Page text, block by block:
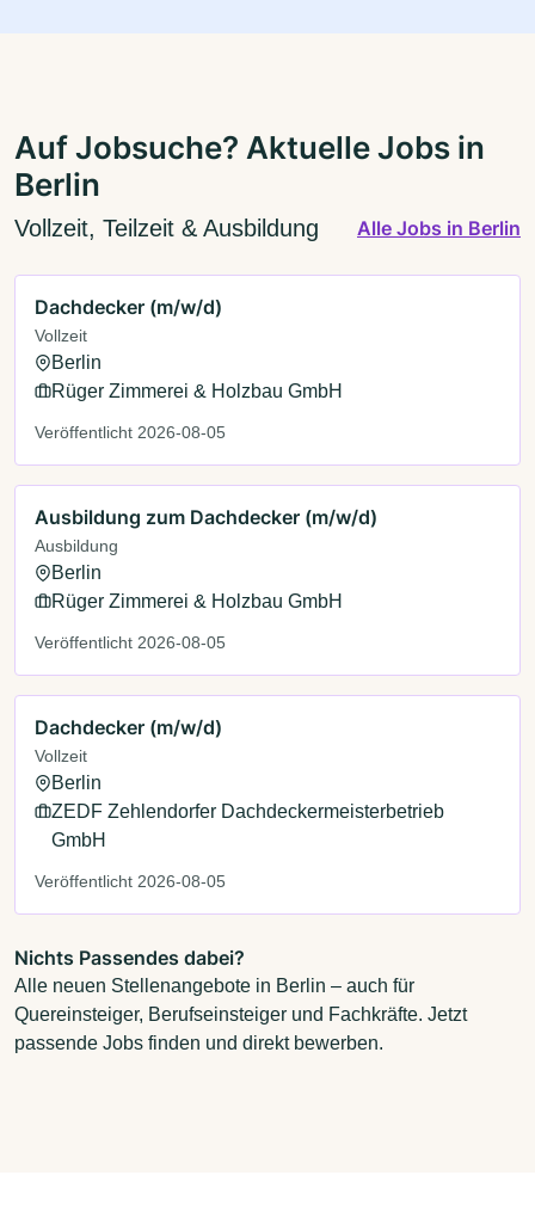
Auf Jobsuche? Aktuelle Jobs in
Berlin
Vollzeit, Teilzeit & Ausbildung Alle Jobs in Berlin
Dachdecker (m/w/d)
Vollzeit
Berlin
Rüger Zimmerei & Holzbau GmbH
Veröffentlicht 2026-08-05
Ausbildung zum Dachdecker (m/w/d)
Ausbildung
Berlin
Rüger Zimmerei & Holzbau GmbH
Veröffentlicht 2026-08-05
Dachdecker (m/w/d)
Vollzeit
Berlin
ZEDF Zehlendorfer Dachdeckermeisterbetrieb
GmbH
Veröffentlicht 2026-08-05
Nichts Passendes dabei?
Alle neuen Stellenangebote in Berlin – auch für
Quereinsteiger, Berufseinsteiger und Fachkräfte. Jetzt
passende Jobs finden und direkt bewerben.